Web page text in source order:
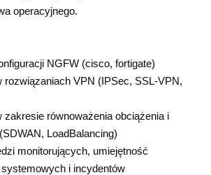
operacyjnego.
NGFW (cisco, fortigate)
rozwiązaniach VPN (IPSec, SSL-VPN,
zakresie równoważenia obciążenia i
LoadBalancing)
monitorujących, umiejętność
i incydentów